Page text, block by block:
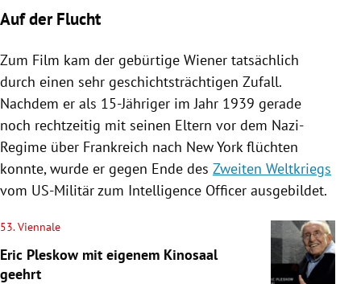
Auf der Flucht
Zum Film kam der gebürtige Wiener tatsächlich
durch einen sehr geschichtsträchtigen Zufall.
Nachdem er als 15-Jähriger im Jahr 1939 gerade
noch rechtzeitig mit seinen Eltern vor dem Nazi-
Regime über Frankreich nach New Yorkflüchten
konnte, wurde er gegen Ende des Zweiten Weltkriegs
vom US-Militärzum Intelligence Officer ausgebildet.
53. Viennale
Eric Pleskow mit eigenem Kinosaal
geehrt